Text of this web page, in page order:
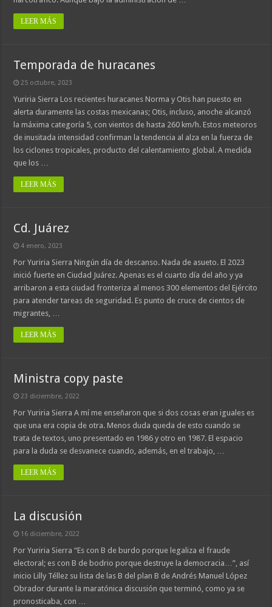
LEER MÁS
Temporada de huracanes
25 octubre, 2023
Yuriria Sierra Los recientes huracanes Norma y Otis han puesto en
alerta duramente las costas mexicanas; Otis, incluso, anoche alcanzó
la máxima categoría 5, con vientos de hasta 260 km/h. Estos meteoros
de inusitada intensidad confirman la tendencia al alza en la fuerza de
los ciclones tropicales, producto del calentamiento global. A medida
que los …
LEER MÁS
Cd. Juárez
4 enero, 2023
Por Yuriria Sierra Ningún día de descanso. Nada de asueto. El 2023
inició fuerte en Ciudad Juárez. Apenas es el cuarto día del año y ya
arribaron a esta ciudad fronteriza al menos 300 elementos del Ejército
para atender tareas de seguridad. Es punto de cruce de cientos de
migrantes, …
LEER MÁS
Ministra copy paste
23 diciembre, 2022
Por Yuriria Sierra A mí me enseñaron que si dos cosas eran iguales es
que una era copia de otra. Menos duda queda de esto cuando se
trata de textos, uno presentado en 1986 y otro en 1987. El espacio
para la duda se desvanece cuando, además, en el trabajo, …
LEER MÁS
La discusión
16 diciembre, 2022
Por Yuriria Sierra “Es con B de burdo porque legaliza el fraude
electoral; es con B de bodrio porque destruye la democracia…”, así
inicio Lilly Téllez su lista de las B del plan B de Andrés Manuel López
Obrador durante la maratónica discusión que terminó, como ya se
pronosticaba, con …